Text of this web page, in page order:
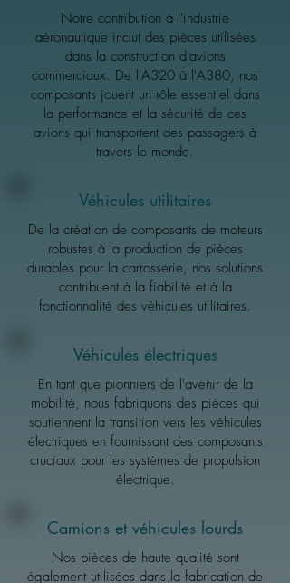
Notre contribution à l'industrie
aéronautique inclut des pièces utilisées
dans la construction d'avions
commerciaux. De l'A320 à l'A380, nos
composants jouent un rôle essentiel dans
la performance et la sécurité de ces
avions qui transportent des passagers à
travers le monde.
Véhicules utilitaires
De la création de composants de moteurs
robustes à la production de pièces
durables pour la carrosserie, nos solutions
contribuent à la fiabilité et à la
fonctionnalité des véhicules utilitaires.
Véhicules électriques
En tant que pionniers de l'avenir de la
mobilité, nous fabriquons des pièces qui
soutiennent la transition vers les véhicules
électriques en fournissant des composants
cruciaux pour les systèmes de propulsion
électrique.
Camions et véhicules lourds
Nos pièces de haute qualité sont
également utilisées dans la fabrication de